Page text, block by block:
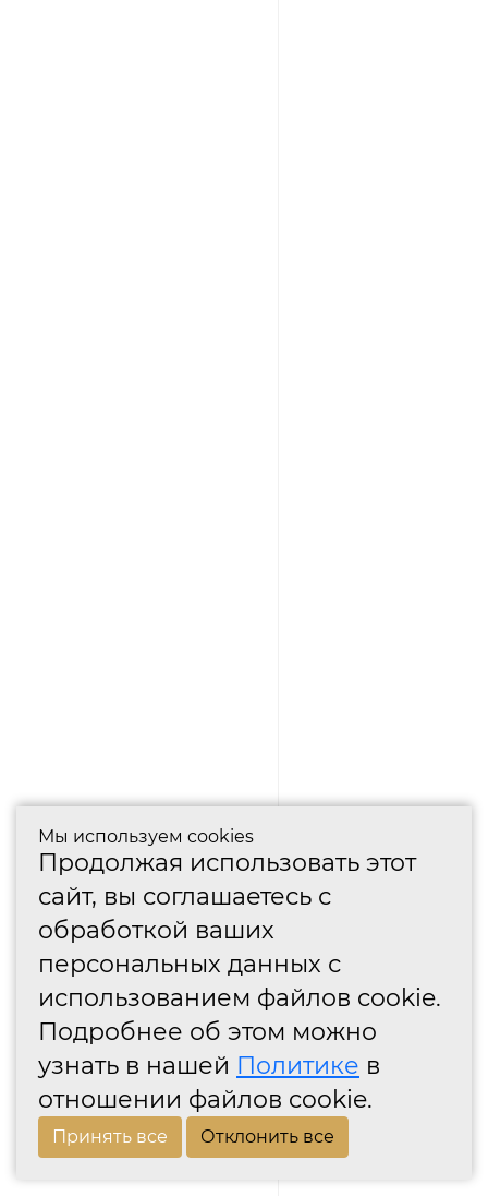
Мы используем cookies
Продолжая использовать этот
сайт, вы соглашаетесь с
обработкой ваших
персональных данных с
использованием файлов cookie.
Подробнее об этом можно
узнать в нашей Политике в
отношении файлов cookie.
Принять все Отклонить все